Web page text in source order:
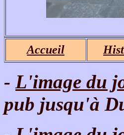
Accueil
- L'image du
pub jusqu'à